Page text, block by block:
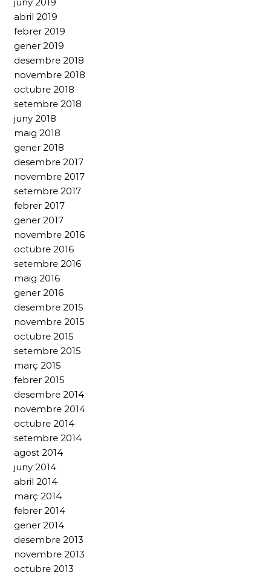
abril 2019
febrer 2019
gener 2019
desembre 2018
novembre 2018
octubre 2018
setembre 2018
juny 2018
maig 2018
gener 2018
desembre 2017
novembre 2017
setembre 2017
febrer 2017
gener 2017
novembre 2016
octubre 2016
setembre 2016
maig 2016
gener 2016
desembre 2015
novembre 2015
octubre 2015
setembre 2015
març 2015
febrer 2015
desembre 2014
novembre 2014
octubre 2014
setembre 2014
agost 2014
juny 2014
abril 2014
març 2014
febrer 2014
gener 2014
desembre 2013
novembre 2013
octubre 2013